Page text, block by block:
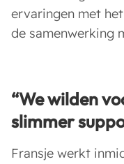
ervaringen met
de samenwerking
“We wilden
slimmer
Fransje werkt